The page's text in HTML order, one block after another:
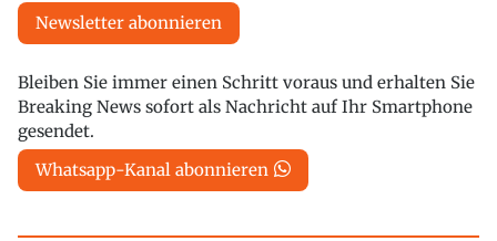
Newsletter abonnieren
Bleiben Sie immer einen Schritt voraus und erhalten Sie
Breaking News sofort als Nachricht auf Ihr Smartphone
gesendet.
Whatsapp-Kanal abonnieren